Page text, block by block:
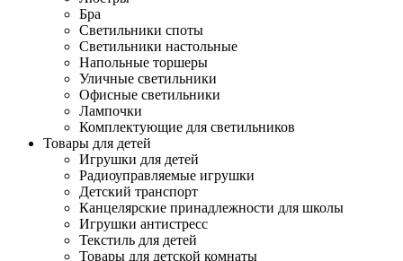
Бра
Светильники споты
Светильники настольные
Напольные торшеры
Уличные светильники
Офисные светильники
Лампочки
Комплектующие для светильников
Товары для детей
Игрушки для детей
Радиоуправляемые игрушки
Детский транспорт
Канцелярские принадлежности для школы
Игрушки антистресс
Текстиль для детей
Товары для детской комнаты